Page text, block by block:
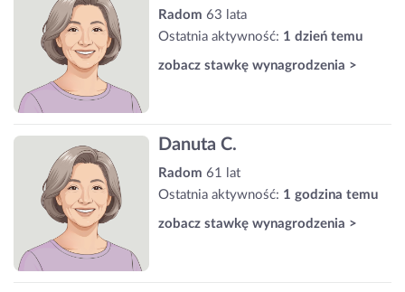
Radom 63 lata
Ostatnia aktywność: 1 dzień temu
zobacz stawkę wynagrodzenia >
Danuta C.
Radom 61 lat
Ostatnia aktywność: 1 godzina temu
zobacz stawkę wynagrodzenia >